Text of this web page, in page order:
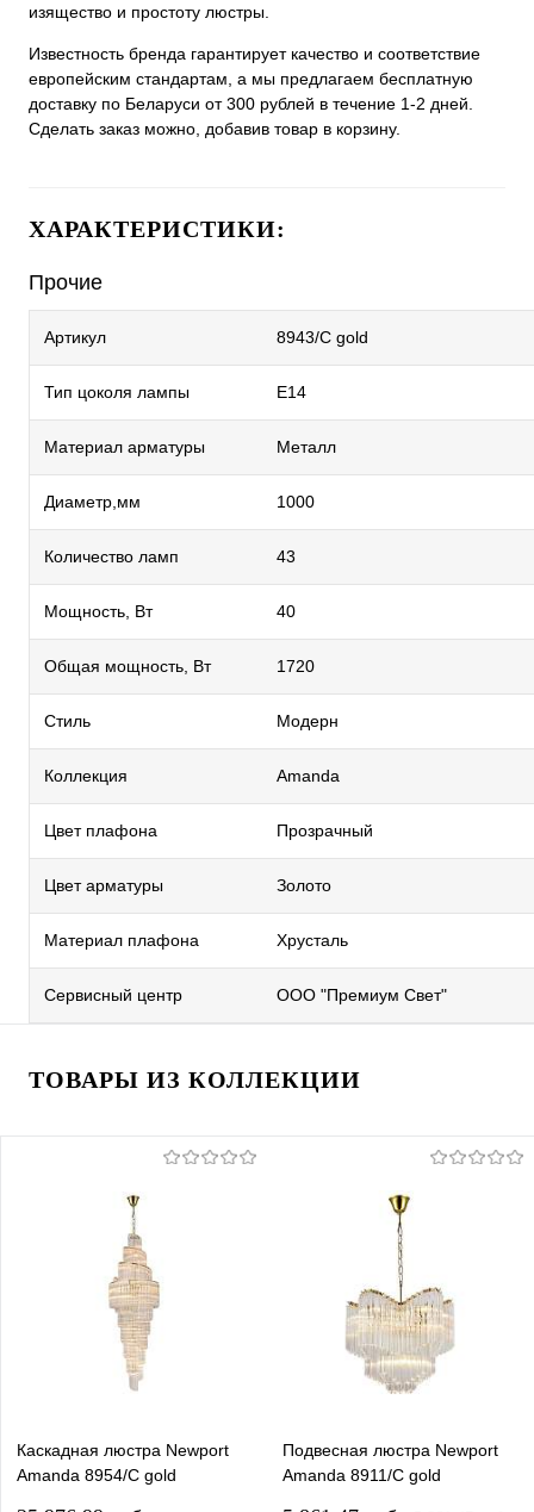
изящество и простоту люстры.
Известность бренда гарантирует качество и соответствие
европейским стандартам, а мы предлагаем бесплатную
доставку по Беларуси от 300 рублей в течение 1-2 дней.
Сделать заказ можно, добавив товар в корзину.
ХАРАКТЕРИСТИКИ:
Прочие
Артикул 8943/C gold
Тип цоколя лампы E14
Материал арматуры Металл
Диаметр,мм 1000
Количество ламп 43
Мощность, Вт 40
Общая мощность, Вт 1720
Стиль Модерн
Коллекция Amanda
Цвет плафона Прозрачный
Цвет арматуры Золото
Материал плафона Хрусталь
Сервисный центр ООО "Премиум Свет"
ТОВАРЫ ИЗ КОЛЛЕКЦИИ
Каскадная люстра Newport
Amanda 8954/C gold
Подвесная люстра Newport
Amanda 8911/C gold